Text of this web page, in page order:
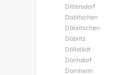
Dittersdorf
Dobitschen
Döbritschen
Döbritz
Döllstädt
Donndorf
Dornheim